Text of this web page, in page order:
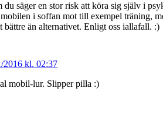
du säger en stor risk att köra sig själv i
i soffan mot till exempel träning,
än alternativet. Enligt oss iallafall. :)
2016 kl. 02:37
mobil-lur. Slipper pilla :)